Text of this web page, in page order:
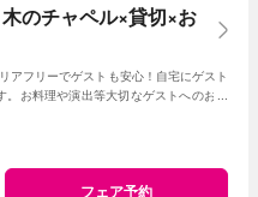
のチャペル×貸切×お
アフリーでゲストも安心！自宅にゲスト
お料理や演出等大切なゲストへのおも
フェア予約